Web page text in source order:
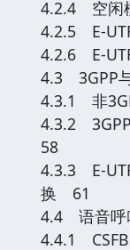
4.2.4 空闲
4.2.5 E-
4.2.6 E-
4.3 3GPP
4.3.1 非
4.3.2
58
4.3.3 E-
换 61
4.4 语音
4.4.1